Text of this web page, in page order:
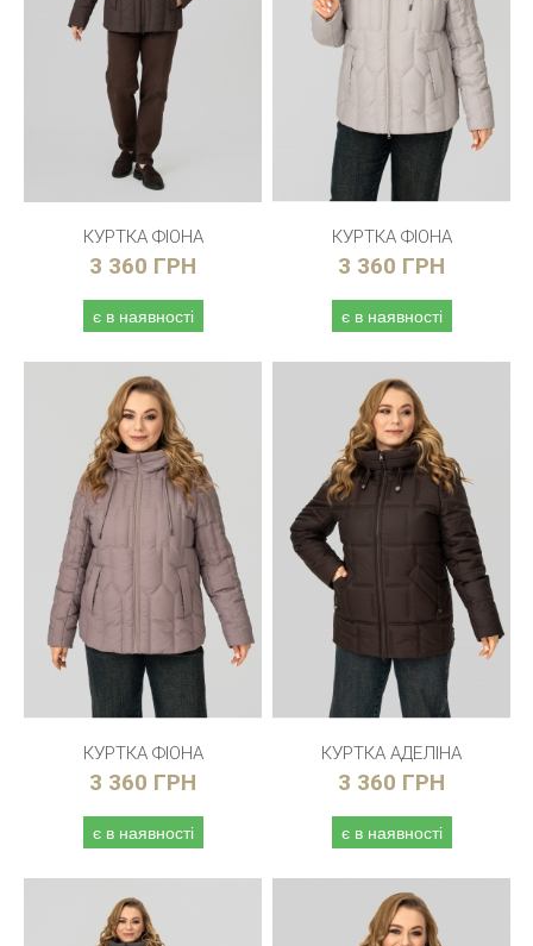
КУРТКА ФІОНА
3 360 ГРН
є в наявності
КУРТКА ФІОНА
3 360 ГРН
є в наявності
КУРТКА ФІОНА
3 360 ГРН
є в наявності
КУРТКА АДЕЛІНА
3 360 ГРН
є в наявності